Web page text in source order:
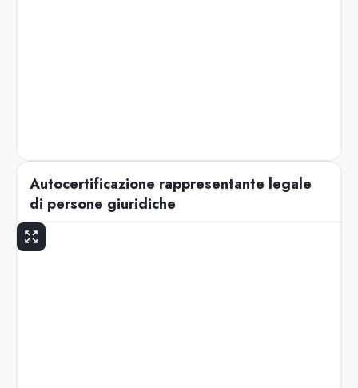
Autocertificazione rappresentante legale
di persone giuridiche